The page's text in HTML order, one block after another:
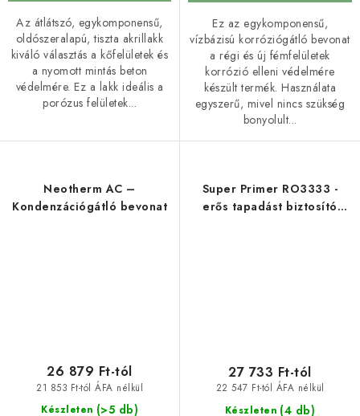
Az átlátszó, egykomponensű,
oldószeralapú, tiszta akrillakk
kiváló választás a kőfelületek és
a nyomott mintás beton
védelmére. Ez a lakk ideális a
porózus felületek...
Ez az egykomponensű,
vízbázisú korróziógátló bevonat
a régi és új fémfelületek
korrózió elleni védelmére
készült termék. Használata
egyszerű, mivel nincs szükség
bonyolult...
Neotherm AC –
Kondenzációgátló bevonat
Készleten (>5 db)
21 853 Ft-tól ÁFA nélkül
26 879 Ft-tól
Super Primer RO3333 -
erős tapadást biztosító
Készleten (4 db)
22 547 Ft-tól ÁFA nélkül
27 733 Ft-tól